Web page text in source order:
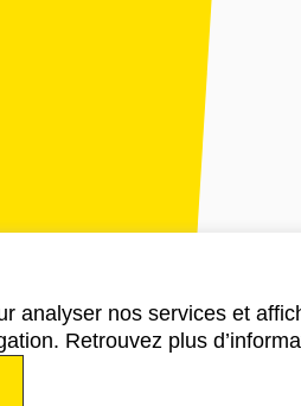
analyser nos services et
Retrouvez plus